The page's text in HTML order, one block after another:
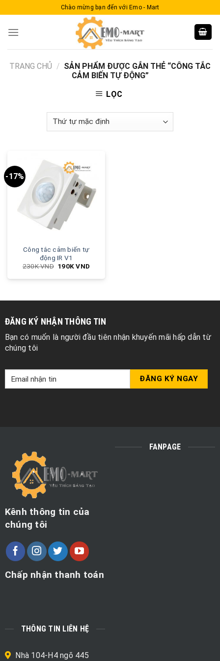
to
Chào mừng bạn đến với Emo - Mart
TRANG CHỦ / SẢN PHẨM ĐƯỢC GẮN THẺ “CÔNG TẮC
CẢM BIẾN TỰ ĐỘNG”
LỌC
-17%
Công tắc cảm biến tự
động IR V1
230KVND 190KVND
ĐĂNG KÝ NHẬN THÔNG TIN
Bạn có muốn là người đầu tiên nhận khuyến mãi hấp dẫn từ
chúng tôi
Kênh thông tin của
chúng tôi
Chấp nhận thanh toán
FANPAGE
THÔNG TIN LIÊN HỆ
Nhà 104-H4 ngõ 445